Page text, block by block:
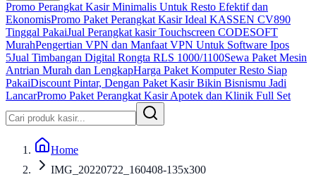
Promo Perangkat Kasir Minimalis Untuk Resto Efektif dan
EkonomisPromo Paket Perangkat Kasir Ideal KASSEN CV890
Tinggal PakaiJual Perangkat kasir Touchscreen CODESOFT
MurahPengertian VPN dan Manfaat VPN Untuk Software Ipos
5Jual Timbangan Digital Rongta RLS 1000/1100Sewa Paket Mesin
Antrian Murah dan LengkapHarga Paket Komputer Resto Siap
PakaiDiscount Pintar, Dengan Paket Kasir Bikin Bisnismu Jadi
LancarPromo Paket Perangkat Kasir Apotek dan Klinik Full Set
Home
IMG_20220722_160408-135x300